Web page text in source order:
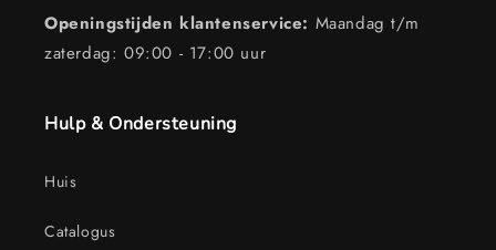
Openingstijden klantenservice: Maandag t/m
zaterdag: 09:00 - 17:00 uur
Hulp & Ondersteuning
Huis
Catalogus